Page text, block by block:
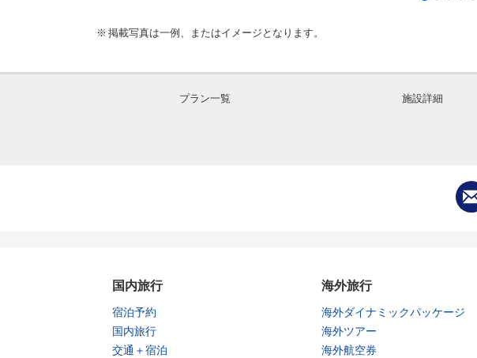
掲載写真は一例、またはイメージとなります。
プラン一覧 施設詳細
国内旅行
宿泊予約
国内旅行
交通＋宿泊
海外旅行
海外ダイナミックパッケージ
海外ツアー
海外航空券